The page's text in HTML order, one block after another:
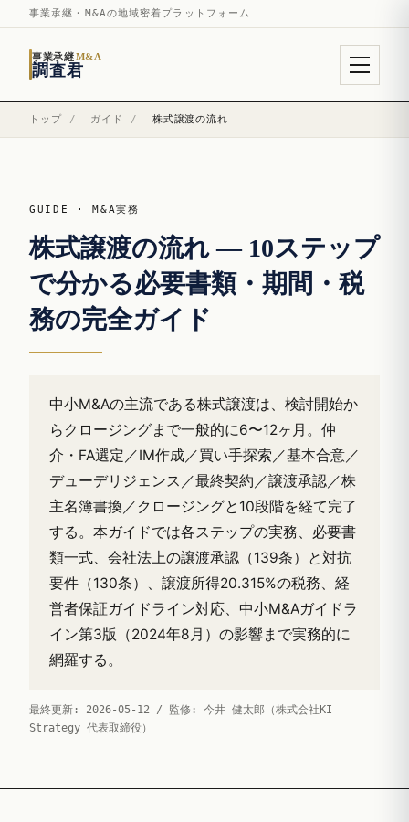
事業承継・M&Aの地域密着プラットフォーム
事業承継M&A
調査君
トップ / ガイド / 株式譲渡の流れ
GUIDE · M&A実務
株式譲渡の流れ — 10ステップ
で分かる必要書類・期間・税
務の完全ガイド
中小M&Aの主流である株式譲渡は、検討開始か
らクロージングまで一般的に6〜12ヶ月。仲
介・FA選定／IM作成／買い手探索／基本合意／
デューデリジェンス／最終契約／譲渡承認／株
主名簿書換／クロージングと10段階を経て完了
する。本ガイドでは各ステップの実務、必要書
類一式、会社法上の譲渡承認（139条）と対抗
要件（130条）、譲渡所得20.315%の税務、経
営者保証ガイドライン対応、中小M&Aガイドラ
イン第3版（2024年8月）の影響まで実務的に
網羅する。
最終更新: 2026-05-12 / 監修: 今井 健太郎（株式会社KI
Strategy 代表取締役）